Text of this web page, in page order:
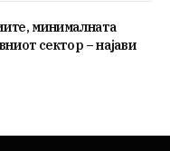
минималната
сектор – најави